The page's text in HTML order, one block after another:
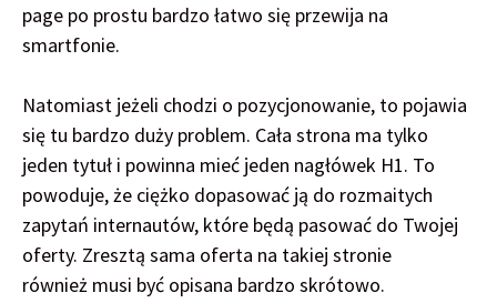
page po prostu bardzo łatwo się przewija na
smartfonie.
Natomiast jeżeli chodzi o pozycjonowanie, to pojawia
się tu bardzo duży problem. Cała strona ma tylko
jeden tytuł i powinna mieć jeden nagłówek H1. To
powoduje, że ciężko dopasować ją do rozmaitych
zapytań internautów, które będą pasować do Twojej
oferty. Zresztą sama oferta na takiej stronie
również musi być opisana bardzo skrótowo.